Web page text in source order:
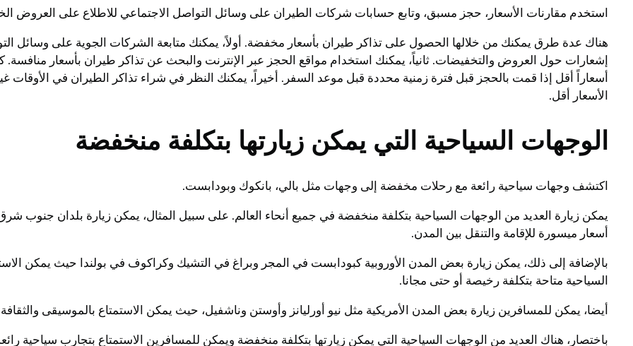
استخدم مقارنات الأسعار، حجز مسبق، وتابع حسابات شركات الطيران على وسائل التواصل الاجتماعي للاطلاع على العروض
هناك عدة طرق يمكنك من خلالها الحصول على تذاكر طيران بأسعار مخفضة. أولاً، يمكنك متابعة الشركات الجوية على وسائل
إشعارات حول العروض والتخفيضات. ثانياً، يمكنك استخدام مواقع الحجز عبر الإنترنت والبحث عن تذاكر طيران بأسعار منافسة.
أسعاراً أقل إذا قمت بالحجز قبل فترة زمنية محددة قبل موعد السفر. أخيراً، يمكنك النظر في شراء تذاكر الطيران في الأوقات
الأسعار أقل.
الوجهات السياحية التي يمكن زيارتها بتكلفة منخفضة
اكتشف وجهات سياحية رائعة مع رحلات مخفضة إلى وجهات مثل بالي، بانكوك وبودابست.
يمكن زيارة العديد من الوجهات السياحية بتكلفة منخفضة في جميع أنحاء العالم. على سبيل المثال، يمكن زيارة بلدان جنوب شرق
أسعار ميسورة للإقامة والتنقل بين المدن.
بالإضافة إلى ذلك، يمكن زيارة بعض المدن الأوروبية كبودابست في المجر وبراغ في التشيك وكراكوف في بولندا حيث يمكن
السياحية متاحة بتكلفة رخيصة أو حتى مجانا.
أيضا، يمكن للمسافرين زيارة بعض المدن الأمريكية مثل نيو أورليانز وأوستن وناشفيل، حيث يمكن الاستمتاع بالموسيقى
باختصار، هناك العديد من الوجهات السياحية التي يمكن زيارتها بتكلفة منخفضة ويمكن للمسافرين الاستمتاع بتجارب سياحية